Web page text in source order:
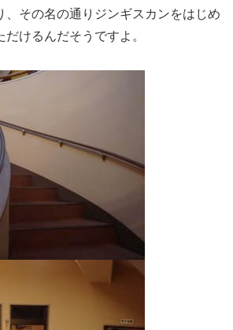
、その名の通りジンギスカンをはじめ
けるんだそうですよ。